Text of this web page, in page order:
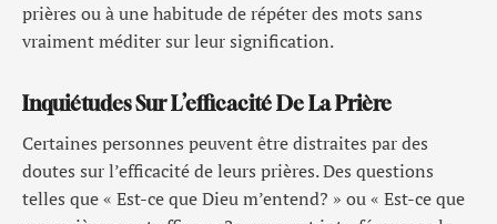
prières ou à une habitude de répéter des mots sans
vraiment méditer sur leur signification.
Inquiétudes Sur L’efficacité De La Prière
Certaines personnes peuvent être distraites par des
doutes sur l’efficacité de leurs prières. Des questions
telles que « Est-ce que Dieu m’entend? » ou « Est-ce que